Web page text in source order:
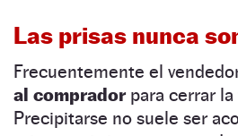
Las prisas nunca
Frecuentemente el
al compradorpara cerrar la
Precipitarse no suele ser